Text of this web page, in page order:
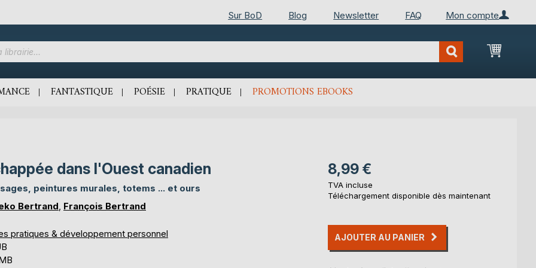
Mon compte
Sur BoD Blog Newsletter FAQ
Mon
FANTASTIQUE POÉSIE PRATIQUE PROMOTIONS EBOOKS
dans l'Ouest canadien
peintures murales, totems ... et ours
Bertrand, François Bertrand
pratiques & développement personnel
8,99 €
TVA incluse
Téléchargement disponible dès maintenant
AJOUTER AU PANIER